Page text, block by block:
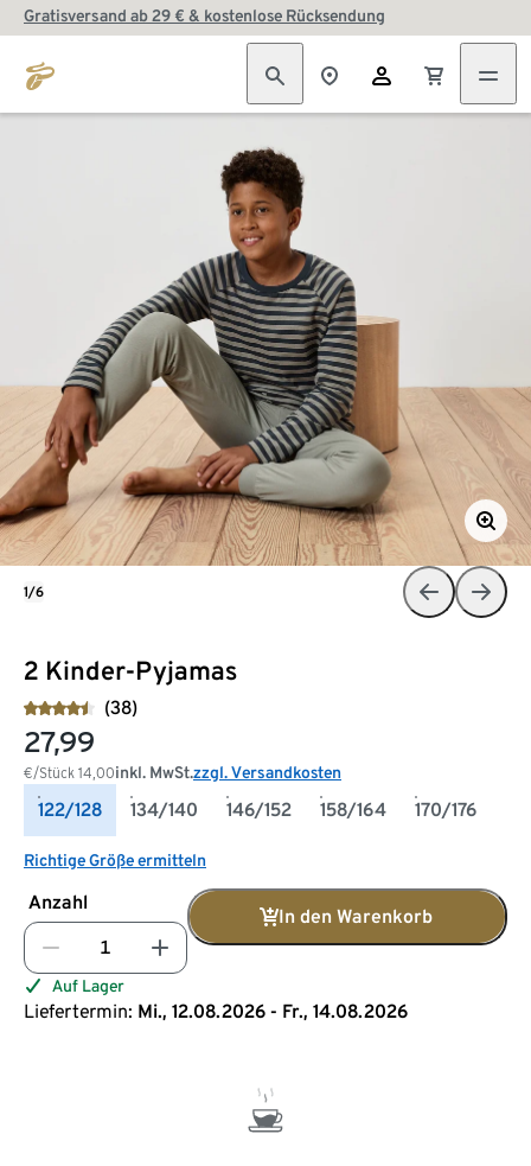
Gratisversand ab 29 € & kostenlose Rücksendung
2 Kinder-Pyjamas
(38)
27,99
€/Stück 14,00inkl. MwSt.zzgl. Versandkosten
122/128 134/140 146/152 158/164 170/176
Richtige Größe ermitteln
Anzahl
In den Warenkorb
Auf Lager
Liefertermin: Mi., 12.08.2026 - Fr., 14.08.2026
1/6